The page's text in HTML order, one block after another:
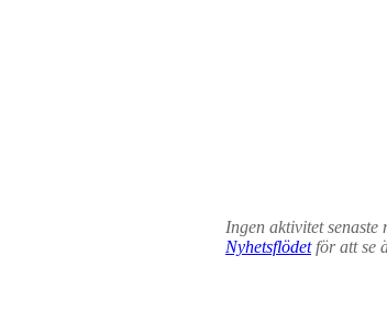
Ingen aktivitet
Nyhetsflödetför att se